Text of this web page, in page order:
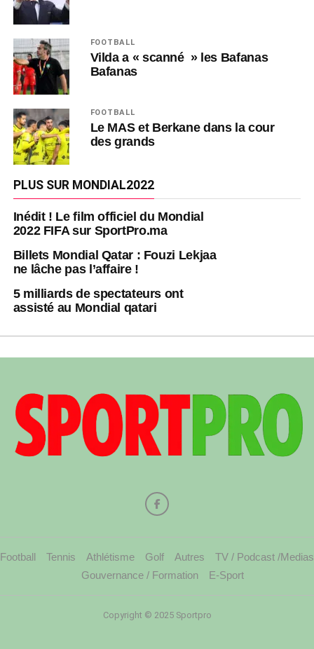
FOOTBALL
Vilda a « scanné » les Bafanas
Bafanas
FOOTBALL
Le MAS et Berkane dans la cour
des grands
PLUS SUR MONDIAL2022
Inédit ! Le film officiel du Mondial
2022 FIFA sur SportPro.ma
Billets Mondial Qatar : Fouzi Lekjaa
ne lâche pas l’affaire !
5 milliards de spectateurs ont
assisté au Mondial qatari
Football Tennis Athlétisme Golf Autres
TV / Podcast /Medias
Gouvernance / Formation
E-Sport
Copyright © 2025 Sportpro